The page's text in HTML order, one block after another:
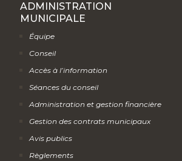
ADMINISTRATION
MUNICIPALE
Équipe
Conseil
Accès à l’information
Séances du conseil
Administration et gestion financière
Gestion des contrats municipaux
Avis publics
Règlements